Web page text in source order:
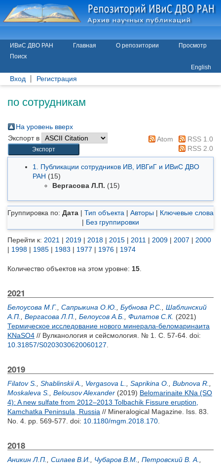
ИВиС ДВО РАН Главная О репозитории
Просмотр
Поиск
English
Вход Регистрация
по сотрудникам
На уровень вверх
Экспорт в
Atom
RSS 1.0
RSS 2.0
1. Публикации сотрудников ИВ, ИВГиГ и ИВиС ДВО
РАН (15)
Вергасова Л.П. (15)
Группировка по: Дата | Тип объекта | Авторы | Ключевые слова
| Без группировки
Перейти к: 2021 | 2019 | 2018 | 2015 | 2011 | 2009 | 2007 | 2000
| 1998 | 1985 | 1983 | 1977 | 1976 | 1974
Количество объектов на этом уровне: 15
2021
Белоусова М.Г. Сапрыкина О.Ю. Бубнова Р.С.
Шаблинский
А.П.
Вергасова Л.П. Белоусов А.Б. Филатов С.К. (2021)
Термическое исследование нового минерала-беломаринаита
KNаSO4 // Вулканология и сейсмология. № 1. С. 57-64. doi:
10.31857/S0203030620060127
2019
Filatov S. Shablinskii A. Vergasova L. Saprikina O. Bubnova R.
Moskaleva S.
Belousov Alexander (2019) Belomarinaite KNa (SO
4): A new sulfate from 2012–2013 Tolbachik Fissure eruption,
Kamchatka Peninsula, Russia // Mineralogical Magazine. Iss. 83.
No. 4. pp. 569-577. doi: 10.1180/mgm.2018.170
2018
Аникин Л.П. Силаев В.И. Чубаров В.М. Петровский В. А.